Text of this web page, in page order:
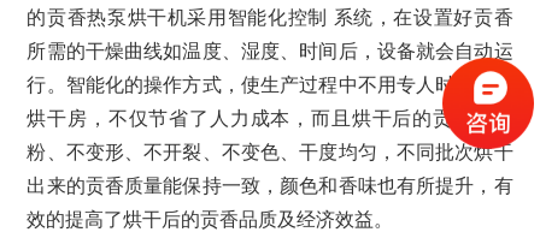
的贡香热泵烘干机采用智能化控制 系统，在设置好贡香
所需的干燥曲线如温度、湿度、时间后，设备就会自动运
行。智能化的操作方式，使生产过程中不用专人时刻盯着
烘干房，不仅节省了人力成本，而且烘干后的贡香不掉
粉、不变形、不开裂、不变色、干度均匀，不同批次烘干
出来的贡香质量能保持一致，颜色和香味也有所提升，有
效的提高了烘干后的贡香品质及经济效益。